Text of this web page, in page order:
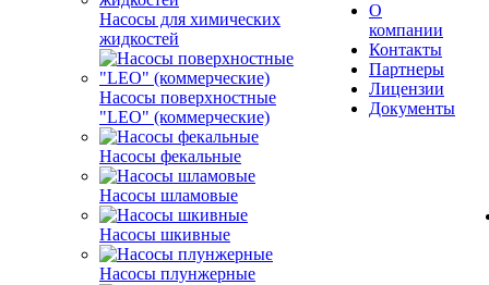
Насосы для химических
жидкостей
Насосы поверхностные
"LEO" (коммерческие)
Насосы фекальные
Насосы шламовые
Насосы шкивные
Насосы плунжерные
О
компании
Контакты
Партнеры
Лицензии
Документы